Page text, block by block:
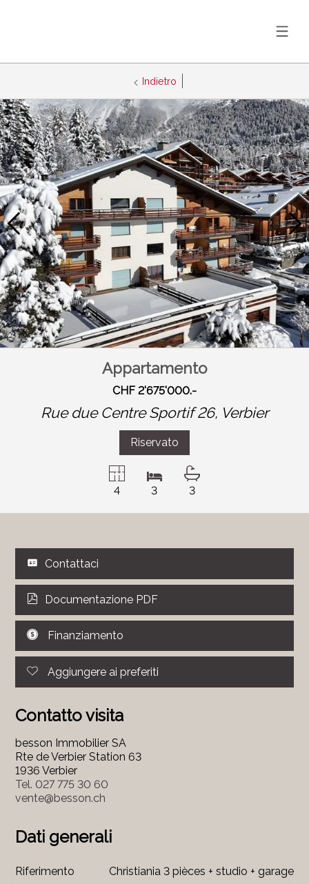
Indietro
Appartamento
CHF 2'675'000.-
Rue due Centre Sportif 26, Verbier
Riservato
4 3 3
Contattaci
Documentazione PDF
Finanziamento
Aggiungere ai preferiti
Contatto visita
besson Immobilier SA
Rte de Verbier Station 63
1936 Verbier
Tel.027 775 30 60
vente@besson.ch
Dati generali
Riferimento Christiania 3 pièces + studio + garage